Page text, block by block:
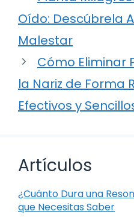
Oído: Descúbrela
Malestar
Cómo Eliminar
la Nariz de Forma
Efectivos y
Artículos
¿Cuánto Dura una
que Necesitas Saber